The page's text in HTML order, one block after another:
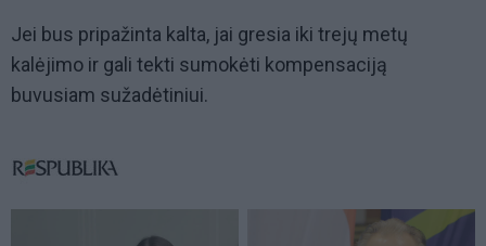
Jei bus pripažinta kalta, jai gresia iki trejų metų
kalėjimo ir gali tekti sumokėti kompensaciją
buvusiam sužadėtiniui.